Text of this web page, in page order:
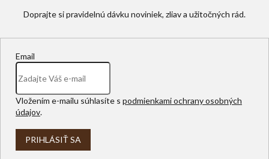
Email
Vložením e-mailu súhlasíte s podmienkami ochrany osobných
údajov.
PRIHLÁSIŤ SA